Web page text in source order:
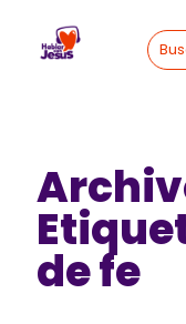
content
de fe